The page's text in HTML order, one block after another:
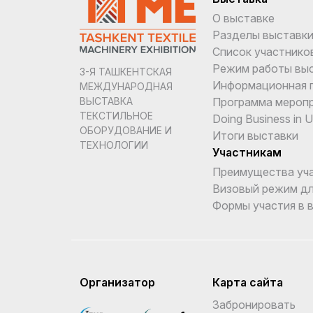
3-Я ТАШКЕНТСКАЯ
МЕЖДУНАРОДНАЯ
ВЫСТАВКА
ТЕКСТИЛЬНОЕ
ОБОРУДОВАНИЕ И
ТЕХНОЛОГИИ
О выставке
Разделы выставки
Список
Режим работы
Информационная
Программа
Doing Business in
Итоги выставки
Участникам
Преимущества
Визовый режим
Формы участия в
Организатор
Карта сайта
Забронировать